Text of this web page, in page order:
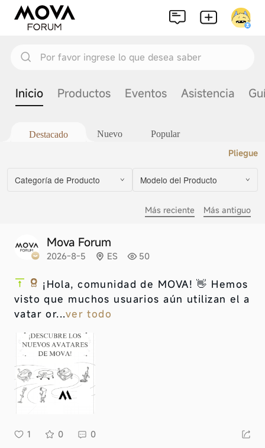
Por favor ingrese lo que desea saber
Inicio Productos Eventos Asistencia
Destacado Nuevo Popular
Pliegue
Categoría de Producto Modelo del Producto
Más reciente Más antiguo
Mova Forum
2026-8-5 ES 50
¡Hola, comunidad de MOVA! 👋 Hemos
visto que muchos usuarios aún utilizan el a
vatar or...ver todo
1 0 0